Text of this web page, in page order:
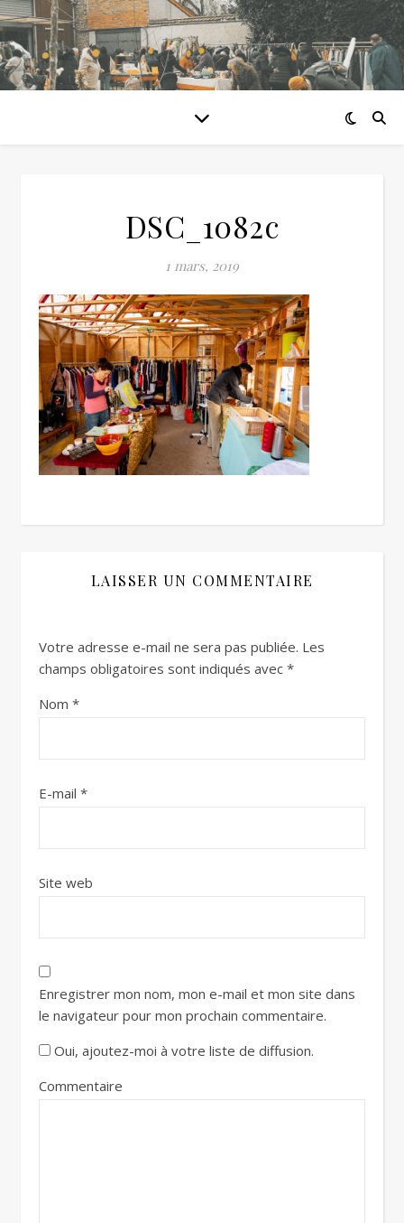
DSC_1082c
1 mars, 2019
LAISSER UN COMMENTAIRE
Votre adresse e-mail ne sera pas publiée. Les
champs obligatoires sont indiqués avec *
Nom *
E-mail *
Site web
Enregistrer mon nom, mon e-mail et mon site dans
le navigateur pour mon prochain commentaire.
Oui, ajoutez-moi à votre liste de diffusion.
Commentaire